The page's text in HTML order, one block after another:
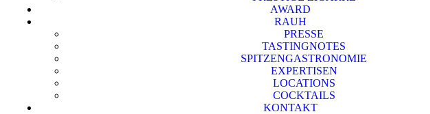
AWARD
RAUH
PRESSE
TASTINGNOTES
SPITZENGASTRONOMIE
EXPERTISEN
LOCATIONS
COCKTAILS
KONTAKT